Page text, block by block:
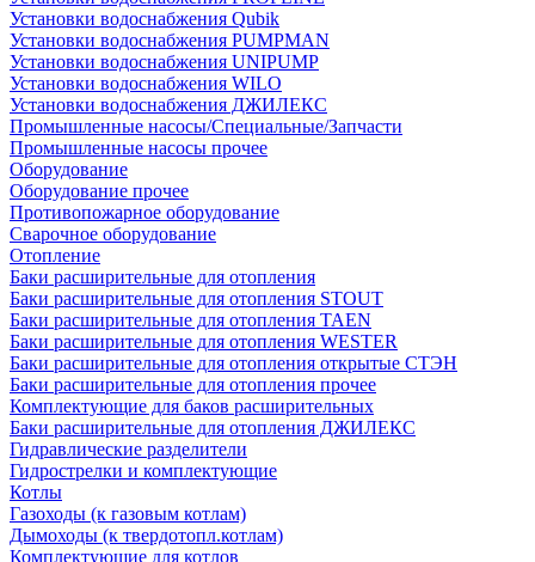
Установки водоснабжения Qubik
Установки водоснабжения PUMPMAN
Установки водоснабжения UNIPUMP
Установки водоснабжения WILO
Установки водоснабжения ДЖИЛЕКС
Промышленные насосы/Специальные/Запчасти
Промышленные насосы прочее
Оборудование
Оборудование прочее
Противопожарное оборудование
Сварочное оборудование
Отопление
Баки расширительные для отопления
Баки расширительные для отопления STOUT
Баки расширительные для отопления TAEN
Баки расширительные для отопления WESTER
Баки расширительные для отопления открытые СТЭН
Баки расширительные для отопления прочее
Комплектующие для баков расширительных
Баки расширительные для отопления ДЖИЛЕКС
Гидравлические разделители
Гидрострелки и комплектующие
Котлы
Газоходы (к газовым котлам)
Дымоходы (к твердотопл.котлам)
Комплектующие для котлов